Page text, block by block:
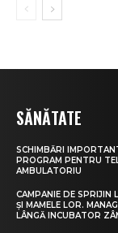
SĂNĂTATE
SCHIMBĂRI
PROGRAM PENTRU
AMBULATORIU
CAMPANIE DE SPRIJIN
ȘI MAMELE LOR.
LÂNGĂ INCUBATOR